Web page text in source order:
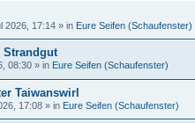
2026, 17:14 » in Eure Seifen (Schaufenster)
Strandgut
08:30 » in Eure Seifen (Schaufenster)
Taiwanswirl
17:08 » in Eure Seifen (Schaufenster)